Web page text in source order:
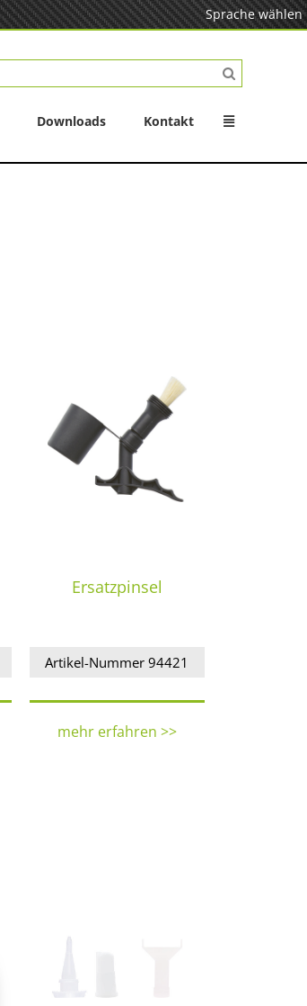
Sprache wählen
Downloads Kontakt
Ersatzpinsel
Artikel-Nummer 94421
mehr erfahren >>